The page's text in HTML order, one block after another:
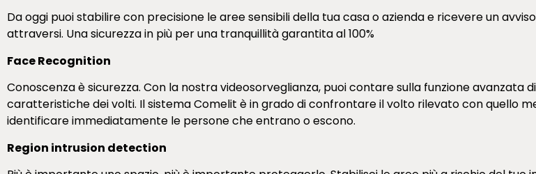
Da oggi puoi stabilire con precisione le aree sensibili della tua casa o azienda e ricevere un
attraversi. Una sicurezza in più per una tranquillità garantita al 100%
Face Recognition
Conoscenza è sicurezza. Con la nostra videosorveglianza, puoi contare sulla funzione avanzata
caratteristiche dei volti. Il sistema Comelit è in grado di confrontare il volto rilevato con quello
identificare immediatamente le persone che entrano o escono.
Region intrusion detection